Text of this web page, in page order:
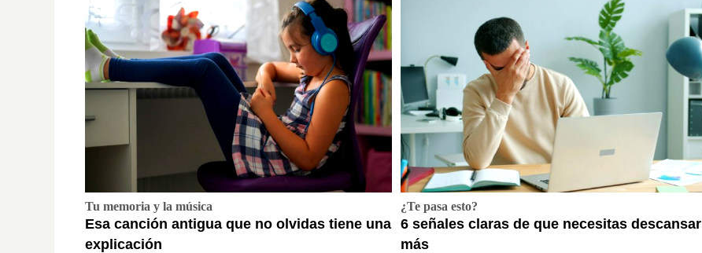
Tu memoria y la música
Esa canción antigua que no olvidas tiene una
explicación
¿Te pasa esto?
6 señales claras de que necesitas descansar
más